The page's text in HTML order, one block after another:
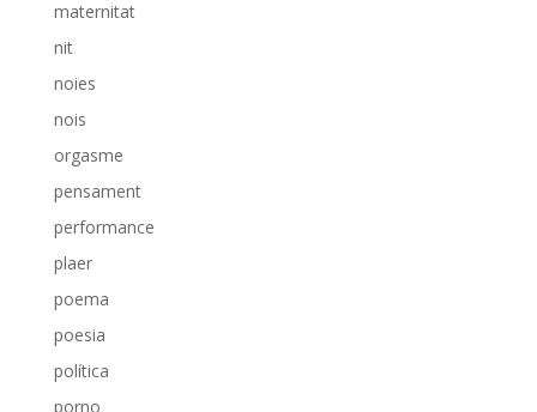
maternitat
nit
noies
nois
orgasme
pensament
performance
plaer
poema
poesia
política
porno